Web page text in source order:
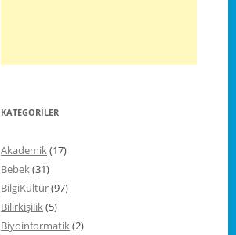
KATEGORILER
Akademik(17)
Bebek(31)
BilgiKültür(97)
Bilirkişilik(5)
Biyoinformatik(2)